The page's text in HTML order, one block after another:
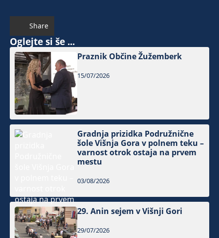
Share
Oglejte si še ...
Praznik Občine Žužemberk
15/07/2026
Gradnja prizidka Podružnične
šole Višnja Gora v polnem teku –
varnost otrok ostaja na prvem
mestu
03/08/2026
29. Anin sejem v Višnji Gori
29/07/2026